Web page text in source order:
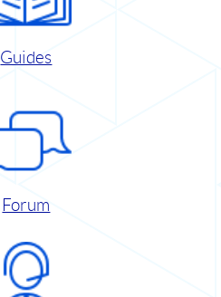
Guides
Forum